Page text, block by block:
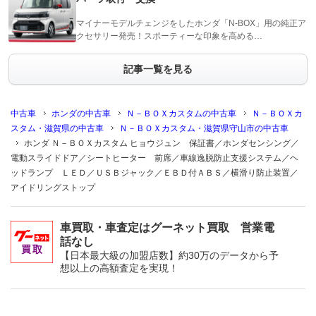
マイナーモデルチェンジをしたホンダ「N-BOX」用の純正ア
クセサリー発売！スポーティーな印象を高める…
記事一覧を見る
中古車 ホンダの中古車 Ｎ－ＢＯＸカスタムの中古車
Ｎ－ＢＯＸカ
スタム・滋賀県の中古車
Ｎ－ＢＯＸカスタム・滋賀県守山市の中古車
ホンダ Ｎ－ＢＯＸカスタム ヒョウジュン 保証書／ホンダセンシング／
電動スライドドア／シートヒーター 前席／車線逸脱防止支援システム／ヘ
ッドランプ ＬＥＤ／ＵＳＢジャック／ＥＢＤ付ＡＢＳ／横滑り防止装置／
アイドリングストップ
車買取・車査定はグーネット買取 営業電
話なし
【日本最大級の加盟店数】約30万のデータから予
想以上の高額査定を実現！